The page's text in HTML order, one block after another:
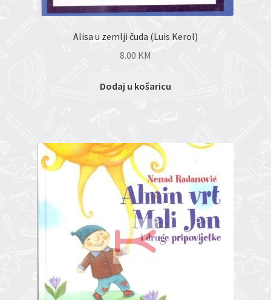
Alisa u zemlji čuda (Luis Kerol)
8.00 KM
Dodaj u košaricu